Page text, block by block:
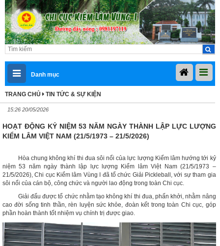
Danh mục
TRANG CHỦ TIN TỨC & SỰ KIỆN
15:26 20/05/2026
HOẠT ĐỘNG KỶ NIỆM 53 NĂM NGÀY THÀNH LẬP LỰC LƯỢNG
KIỂM LÂM VIỆT NAM (21/5/1973 – 21/5/2026)
Hòa chung không khí thi đua sôi nổi của lực lượng Kiểm lâm hướng tới kỷ
niệm 53 năm ngày thành lập lực lượng Kiểm lâm Việt Nam (21/5/1973 –
21/5/2026), Chi cục Kiểm lâm Vùng I đã tổ chức Giải Pickleball, với sự tham gia
sôi nổi của cán bộ, công chức và người lao động trong toàn Chi cục.
Giải đấu được tổ chức nhằm tạo không khí thi đua, phấn khởi, nhằm nâng
cao đời sống tinh thần, rèn luyện sức khỏe, đoàn kết trong toàn Chi cục, góp
phần hoàn thành tốt nhiệm vụ chính trị được giao.